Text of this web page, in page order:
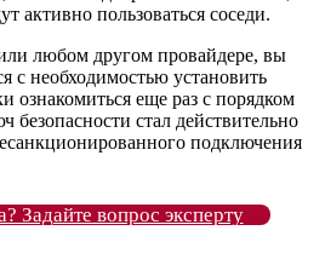
активно пользоваться соседи.
любом другом провайдере, вы
с необходимостью установить
ознакомиться еще раз с порядком
безопасности стал действительно
подключения
Задайте вопрос эксперту